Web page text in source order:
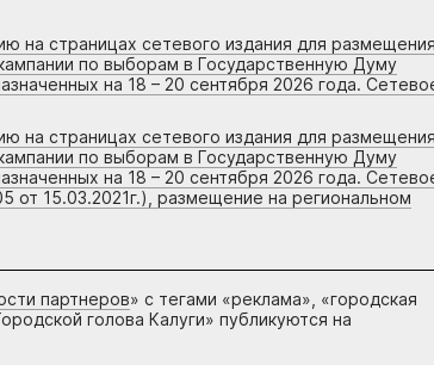
на страницах сетевого издания для размещения
по выборам в Государственную Думу
на 18 – 20 сентября 2026 года.
на страницах сетевого издания для размещения
по выборам в Государственную Думу
на 18 – 20 сентября 2026 года.
15.03.2021г.), размещение на региональном
партнеров» с тегами «реклама», «городская
голова Калуги» публикуются на